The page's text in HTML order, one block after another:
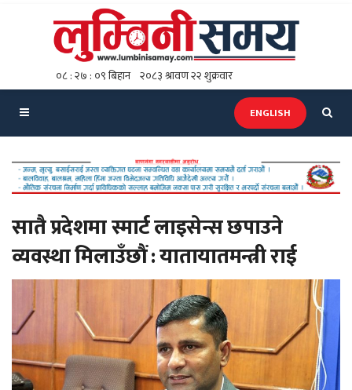
ENGLISH
सातै प्रदेशमा स्मार्ट लाइसेन्स छपाउने
व्यवस्था मिलाउँछौं : यातायातमन्त्री राई